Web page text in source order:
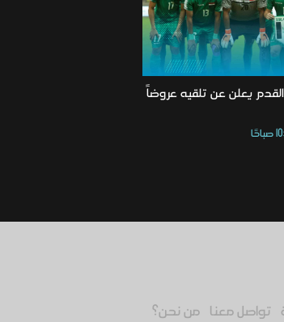
القدم يعلن عن تلقيه عروضاً
تواصل معنا من نحن؟